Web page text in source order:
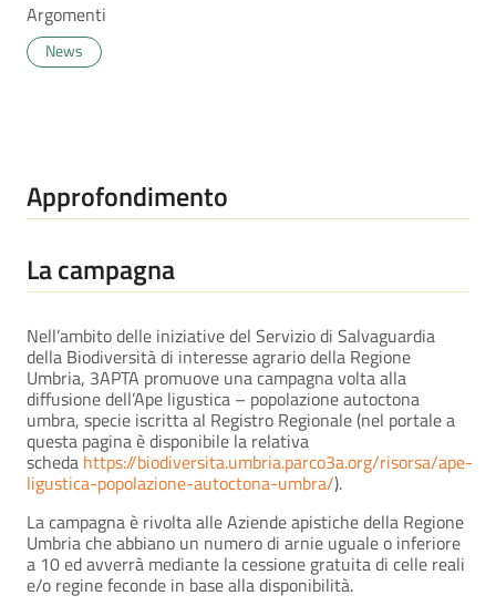
Argomenti
News
Approfondimento
La campagna
Nell’ambito delle iniziative del Servizio di Salvaguardia
della Biodiversità di interesse agrario della Regione
Umbria, 3APTA promuove una campagna volta alla
diffusione dell’Ape ligustica – popolazione autoctona
umbra, specie iscritta al Registro Regionale (nel portale a
questa pagina è disponibile la relativa
scheda https://biodiversita.umbria.parco3a.org/risorsa/ape-
ligustica-popolazione-autoctona-umbra/).
La campagna è rivolta alle Aziende apistiche della Regione
Umbria che abbiano un numero di arnie uguale o inferiore
a 10 ed avverrà mediante la cessione gratuita di celle reali
e/o regine feconde in base alla disponibilità.